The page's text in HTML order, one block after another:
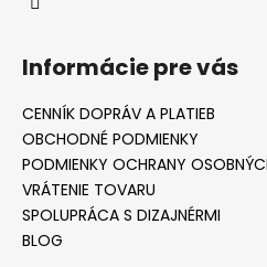
Informácie pre vás
CENNÍK DOPRÁV A PLATIEB
OBCHODNÉ PODMIENKY
PODMIENKY OCHRANY
VRÁTENIE TOVARU
SPOLUPRÁCA S DIZAJNÉRMI
BLOG